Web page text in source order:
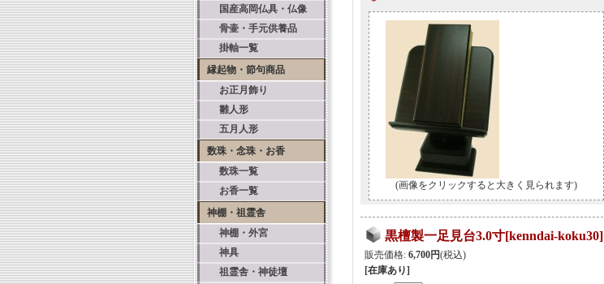
国産高岡仏具・仏像
骨壷・手元供養品
掛軸一覧
縁起物・節句商品
お正月飾り
雛人形
五月人形
数珠・念珠・お香
数珠一覧
お香一覧
神棚・祖霊舎
神棚・外宮
神具
祖霊舎・神徒壇
(画像をクリックすると大きく見られます)
黒檀製一足見台3.0寸[kenndai-koku30]
販売価格: 6,700円(税込)
[在庫あり]